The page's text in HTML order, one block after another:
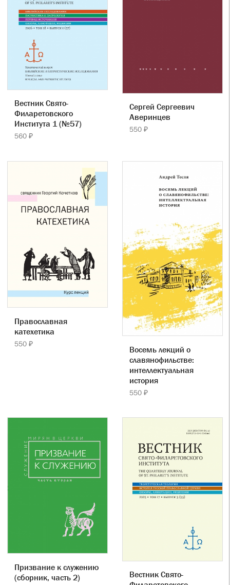
Вестник Свято-
Филаретовского
Института 1 (№57)
560 ₽
Сергей Сергеевич
Аверинцев
550 ₽
Православная
катехетика
550 ₽
Восемь лекций о
славянофильстве:
интеллектуальная
история
550 ₽
Призвание к служению
(сборник, часть 2)
Вестник Свято-